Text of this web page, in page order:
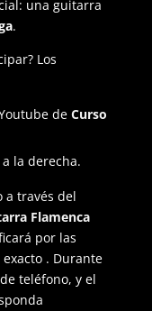
una guitarra
.
Los
de Curso
la derecha.
a través del
Flamenca
por las
. Durante
teléfono, y el